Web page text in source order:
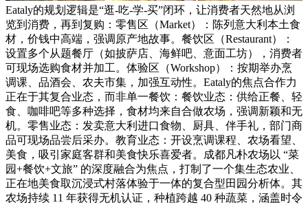
Eataly的规划逻辑是“逛-吃-学-买”闭环，让消费者天然地从浏
览到消费，再到复购：零售区（Market）：陈列意大利本土食
材，价钱中高端，强调原产地故事。餐饮区（Restaurant）：
设置多个从题餐厅（如披萨店、海鲜吧、意面工坊），消费者
可现场选购食材并加工。体验区（Workshop）：按期举办烹
调课、品酒会、农夫市集，加强互动性。Eataly的焦点合作力
正在于其复合业态，而非单一餐饮：餐饮业态：供给正餐、轻
食、咖啡吧等多种选择，食材均来自合做农场，强调新颖和无
机。零售业态：发卖意大利进口食物、厨具、伴手礼，部门商
品可现场品尝后采办。教育业态：开设烹调课程、农场看望、
美食，吸引家庭客群和美食快乐喜爱者。成都凡朴农场以 “菜
园+餐饮+文旅” 的深度融合为焦点，打制了一个集生态农业、
正在地美食取沉浸式村落体验于一体的复合型田园分析体。其
农场持续 11 年获得无机认证，种植跨越 40 种蔬菜，涵盖时令